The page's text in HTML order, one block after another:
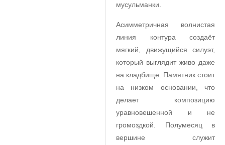
мусульманки.
Асимметричная волнистая
линия контура создаёт
мягкий, движущийся силуэт,
который выглядит живо даже
на кладбище. Памятник стоит
на низком основании, что
делает композицию
уравновешенной и не
громоздкой. Полумесяц в
вершине служит